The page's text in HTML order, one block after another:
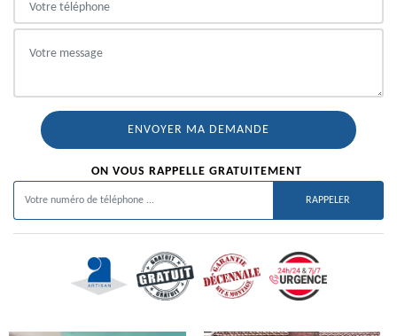
ON VOUS RAPPELLE GRATUITEMENT